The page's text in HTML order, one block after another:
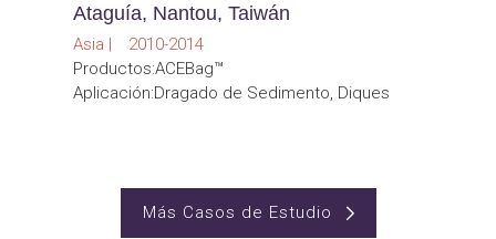
Ataguía, Nantou, Taiwán
Asia | 2010-2014
Productos:ACEBag™
Aplicación:Dragado de Sedimento, Diques
Más Casos de Estudio